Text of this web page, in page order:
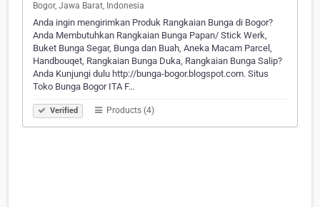
Bogor, Jawa Barat, Indonesia
Anda ingin mengirimkan Produk Rangkaian Bunga di Bogor?
Anda Membutuhkan Rangkaian Bunga Papan/ Stick Werk,
Buket Bunga Segar, Bunga dan Buah, Aneka Macam Parcel,
Handbouqet, Rangkaian Bunga Duka, Rangkaian Bunga Salip?
Anda Kunjungi dulu http://bunga-bogor.blogspot.com. Situs
Toko Bunga Bogor ITA F…
Verified Products (4)